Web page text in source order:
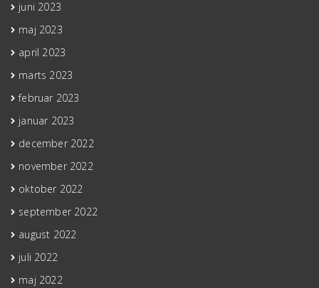
juni 2023
maj 2023
april 2023
marts 2023
februar 2023
januar 2023
december 2022
november 2022
oktober 2022
september 2022
august 2022
juli 2022
maj 2022